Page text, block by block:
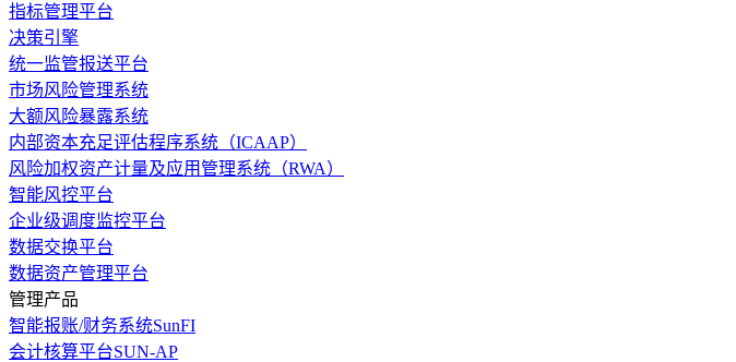
指标管理平台
决策引擎
统一监管报送平台
市场风险管理系统
大额风险暴露系统
内部资本充足评估程序系统（ICAAP）
风险加权资产计量及应用管理系统（RWA）
智能风控平台
企业级调度监控平台
数据交换平台
数据资产管理平台
管理产品
智能报账/财务系统SunFI
会计核算平台SUN-AP